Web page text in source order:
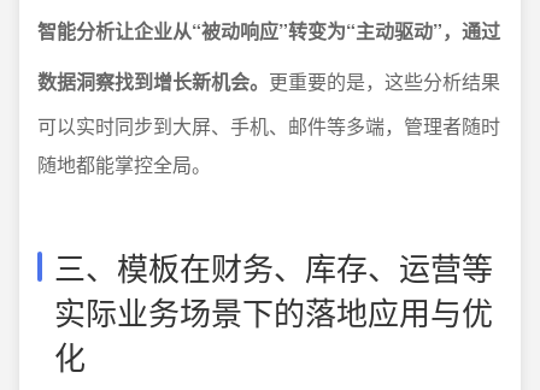
智能分析让企业从“被动响应”转变为“主动驱动”，通过
数据洞察找到增长新机会。 更重要的是，这些分析结果
可以实时同步到大屏、手机、邮件等多端，管理者随时
随地都能掌控全局。
三、模板在财务、库存、运营等
实际业务场景下的落地应用与优
化